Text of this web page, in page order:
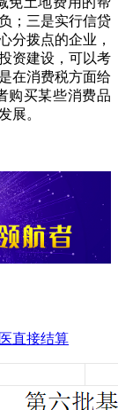
；三是实行信贷
分拨点的企业，
资建设，可以考
在消费税方面给
购买某些消费品
展。
直接结算